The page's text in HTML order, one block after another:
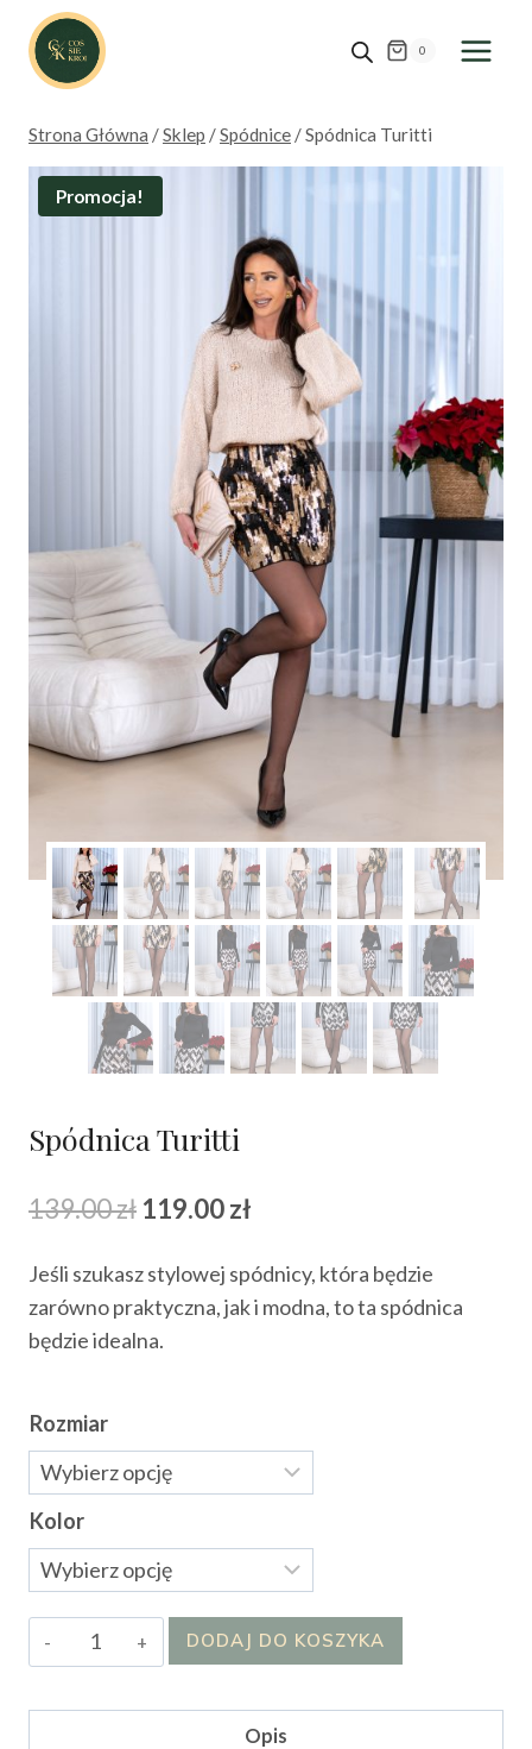
Przejdź
treści
0
Strona Główna /Sklep /Spódnice /Spódnica Turitti
Promocja!
Spódnica Turitti
139.00zł Pierwotna
wynosiła:
139.00 zł.
119.00zł
wynosi:
Jeśli szukasz stylowej spódnicy, która będzie
zarówno praktyczna, jak i modna, to ta spódnica
będzie idealna.
Rozmiar
Kolor
ilość
Spódnica
DODAJ DO KOSZYKA
Opis